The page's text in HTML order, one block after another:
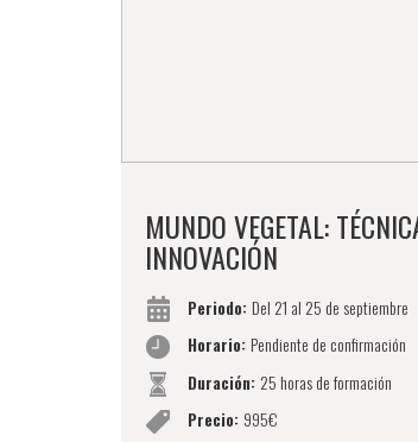
MUNDO VEGETAL:
INNOVACIÓN
Periodo: Del 21 al 25 de septiembre
Horario: Pendiente de confirmación
Duración: 25 horas de formación
Precio: 995€